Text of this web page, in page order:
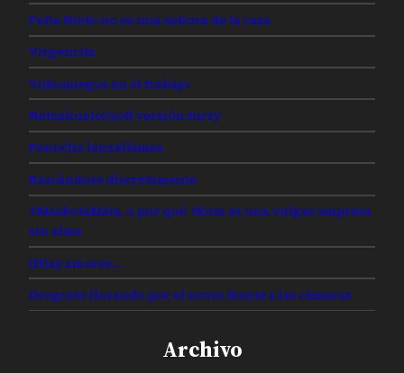
Peña Nieto no es una señora de la casa
Virgencita
Videojuegos en el trabajo
Netzahualcóyotl versión furry
Panocha lanzallamas
Rascándose discretamente
#MaskotaMata, o por qué +Kota es una vulgar empresa
sin alma
(H)ay amores…
Droguito llorando por el novio frente a las cámaras
Archivo